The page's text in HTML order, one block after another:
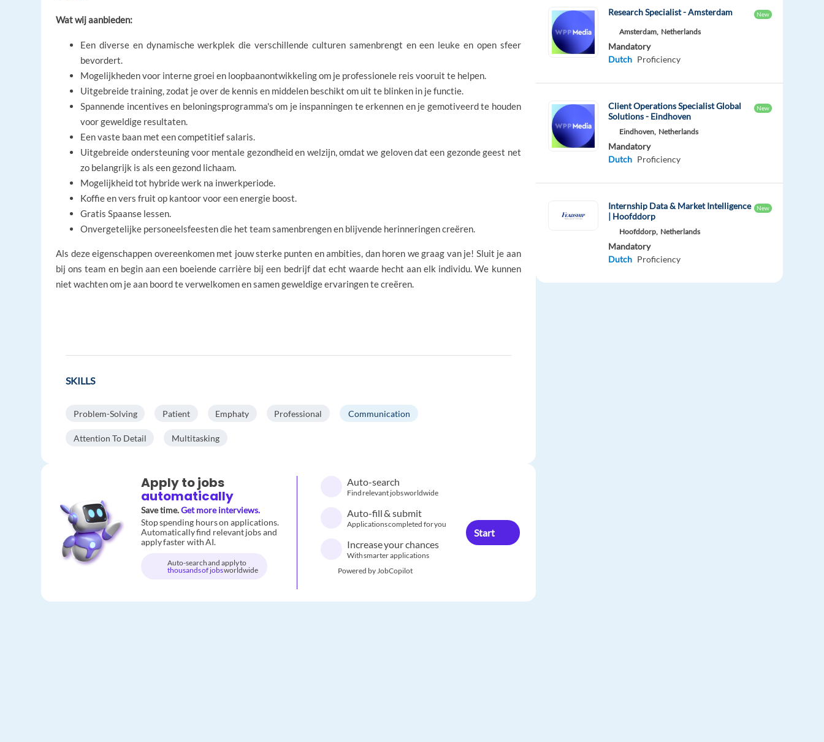
Wat wij aanbieden:
Een diverse en dynamische werkplek die verschillende culturen samenbrengt en een leuke en open sfeer
bevordert.
Mogelijkheden voor interne groei en loopbaanontwikkeling om je professionele reis vooruit te helpen.
Uitgebreide training, zodat je over de kennis en middelen beschikt om uit te blinken in je functie.
Spannende incentives en beloningsprogramma's om je inspanningen te erkennen en je gemotiveerd te houden
voor geweldige resultaten.
Een vaste baan met een competitief salaris.
Uitgebreide ondersteuning voor mentale gezondheid en welzijn, omdat we geloven dat een gezonde geest net
zo belangrijk is als een gezond lichaam.
Mogelijkheid tot hybride werk na inwerkperiode.
Koffie en vers fruit op kantoor voor een energie boost.
Gratis Spaanse lessen.
Onvergetelijke personeelsfeesten die het team samenbrengen en blijvende herinneringen creëren.
Als deze eigenschappen overeenkomen met jouw sterke punten en ambities, dan horen we graag van je! Sluit je aan
bij ons team en begin aan een boeiende carrière bij een bedrijf dat echt waarde hecht aan elk individu. We kunnen
niet wachten om je aan boord te verwelkomen en samen geweldige ervaringen te creëren.
SKILLS
Problem-Solving Patient Emphaty Professional Communication
Attention To Detail Multitasking
Apply to jobs
automatically
Save time.Get more interviews.
Stop spending hours on applications.
Automatically find relevant jobs and
apply faster with AI.
Auto-search and apply to
thousands of jobsworldwide
Auto-search
Find relevant jobs worldwide
Auto-fill & submit
Applications completed for you
Increase your chances
With smarter applications
Powered by JobCopilot
Start
Research Specialist - Amsterdam New
Amsterdam, Netherlands
Mandatory
Dutch Proficiency
Client Operations Specialist Global
Solutions - Eindhoven
New
Eindhoven, Netherlands
Mandatory
Dutch Proficiency
Internship Data & Market Intelligence
| Hoofddorp
New
Hoofddorp, Netherlands
Mandatory
Dutch Proficiency